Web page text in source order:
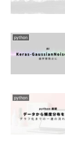
python
python